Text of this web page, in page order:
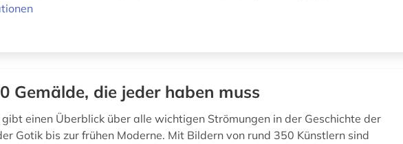
Gemälde, die jeder haben muss
gibt einen Überblick über alle wichtigen Strömungen in der Geschichte der
Gotik bis zur frühen Moderne. Mit Bildern von rund 350 Künstlern sind